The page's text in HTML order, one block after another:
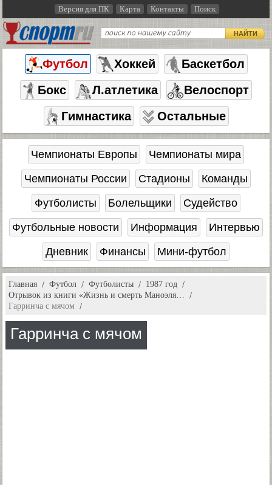
Версия для ПК Карта Контакты Поиск
НАЙТИ
Футбол Хоккей
Баскетбол
Бокс
Л.атлетика
Велоспорт
Гимнастика
Остальные
Чемпионаты Европы
Чемпионаты мира
Чемпионаты России
Стадионы
Команды
Футболисты
Болельщики
Судейство
Футбольные новости
Информация
Интервью
Дневник
Финансы Мини-футбол
Главная Футбол Футболисты
1987 год
Отрывок из книги «Жизнь и смерть Маноэля…
Гарринча с мячом
Гарринча с мячом